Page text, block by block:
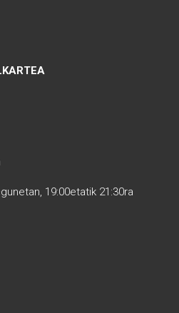
19:00etatik 21:30ra